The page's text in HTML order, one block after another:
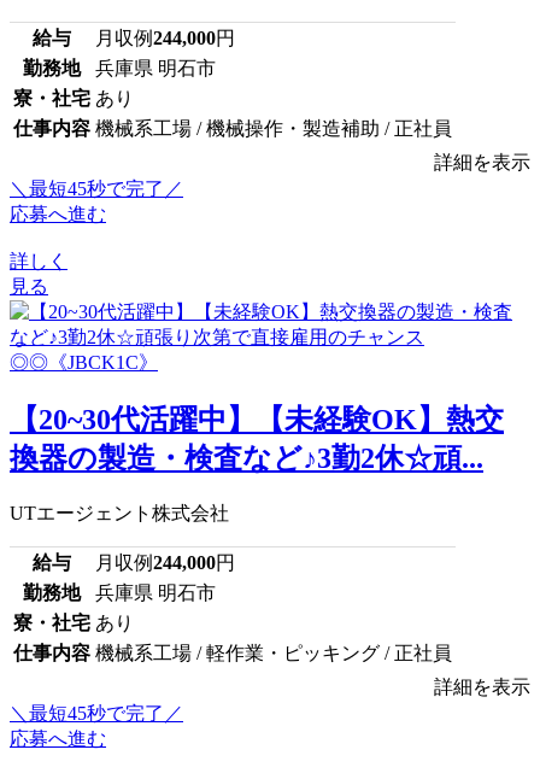
給与 月収例244,000円
勤務地
兵庫県 明石市
寮・社宅 あり
仕事内容 機械系工場 / 機械操作・製造補助 / 正社員
詳細を表示
＼最短45秒で完了／
応募へ進む
詳しく
見る
【20~30代活躍中】【未経験OK】熱交
換器の製造・検査など♪3勤2休☆頑...
UTエージェント株式会社
給与 月収例244,000円
勤務地
兵庫県 明石市
寮・社宅 あり
仕事内容 機械系工場 / 軽作業・ピッキング / 正社員
詳細を表示
＼最短45秒で完了／
応募へ進む